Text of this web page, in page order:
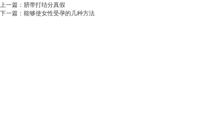
上一篇： 脐带打结分真假
下一篇： 能够使女性受孕的几种方法